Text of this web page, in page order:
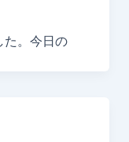
た。今日の